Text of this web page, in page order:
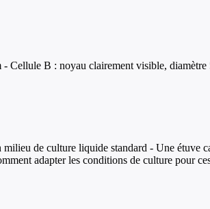
Cellule B : noyau clairement visible,
de culture liquide standard - Une étuve
adapter les conditions de culture pour